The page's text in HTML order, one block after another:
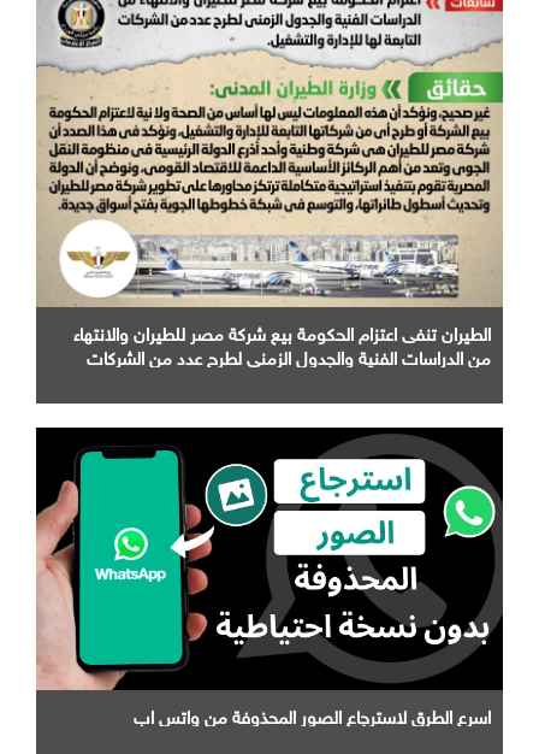
الطيران تنفى اعتزام الحكومة بيع شركة مصر للطيران والانتهاء
من الدراسات الفنية والجدول الزمني لطرح عدد من الشركات
اسرع الطرق لاسترجاع الصور المحذوفة من واتس اب